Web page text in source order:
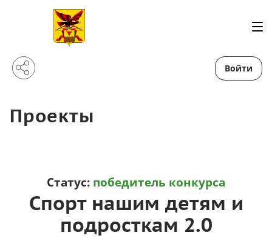
Войти
Проекты
Статус: победитель конкурса
Спорт нашим детям и
подросткам 2.0